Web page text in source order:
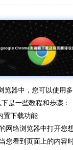
览器中，您可以使用
是一些教程和步骤：
置下载功能
网络浏览器中打开您
您看到页面上的内容